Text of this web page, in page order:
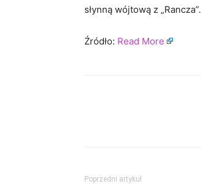
słynną wójtową z „Rancza”.
Źródło: Read More
Poprzedni artykuł